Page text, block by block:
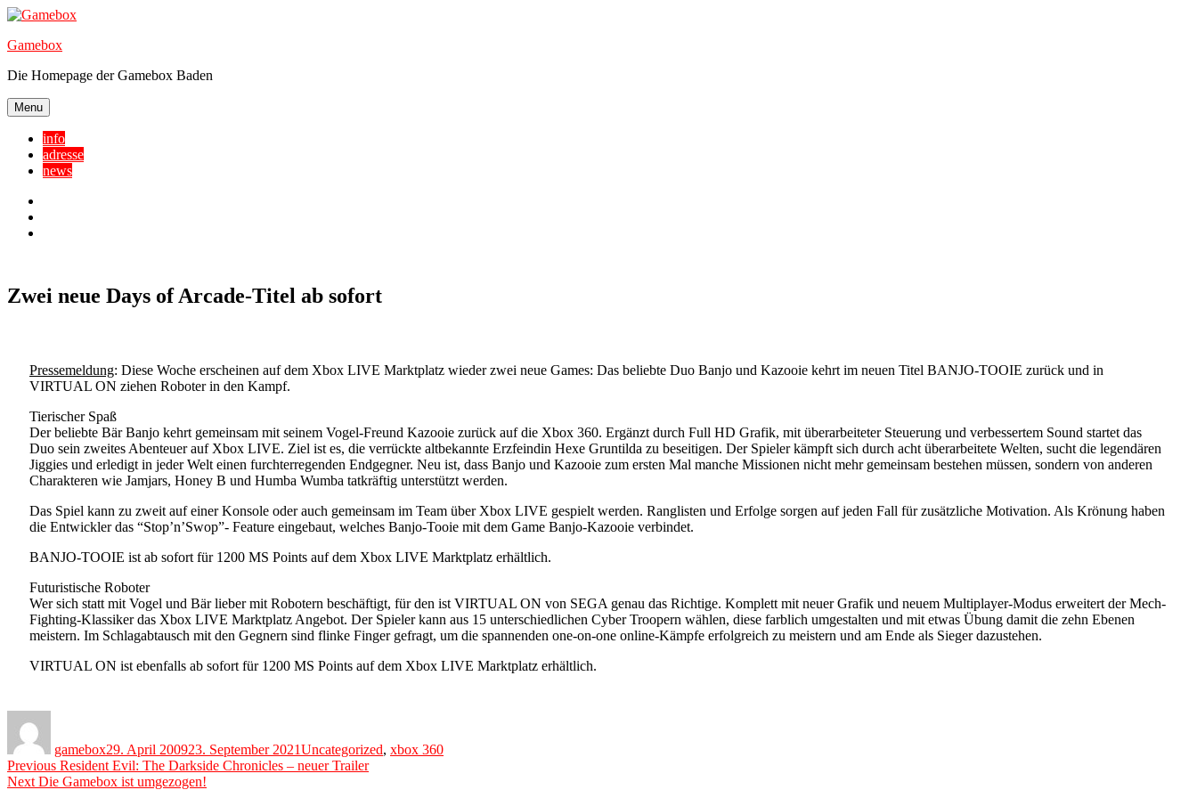
Skip
content
Gamebox
Die Homepage der Gamebox Baden
Menu
info
adresse
news
Zwei neue Days of Arcade-Titel ab sofort
Pressemeldung: Diese Woche erscheinen auf dem Xbox LIVE Marktplatz wieder zwei neue Games: Das beliebte Duo Banjo und Kazooie kehrt im neuen Titel BANJO-TOOIE zurück und in
VIRTUAL ON ziehen Roboter in den Kampf.
Tierischer Spaß
Der beliebte Bär Banjo kehrt gemeinsam mit seinem Vogel-Freund Kazooie zurück auf die Xbox 360. Ergänzt durch Full HD Grafik, mit überarbeiteter Steuerung und verbessertem Sound startet das
Duo sein zweites Abenteuer auf Xbox LIVE. Ziel ist es, die verrückte altbekannte Erzfeindin Hexe Gruntilda zu beseitigen. Der Spieler kämpft sich durch acht überarbeitete Welten, sucht die legendären
Jiggies und erledigt in jeder Welt einen furchterregenden Endgegner. Neu ist, dass Banjo und Kazooie zum ersten Mal manche Missionen nicht mehr gemeinsam bestehen müssen, sondern von anderen
Charakteren wie Jamjars, Honey B und Humba Wumba tatkräftig unterstützt werden.
Das Spiel kann zu zweit auf einer Konsole oder auch gemeinsam im Team über Xbox LIVE gespielt werden. Ranglisten und Erfolge sorgen auf jeden Fall für zusätzliche Motivation. Als Krönung haben
die Entwickler das “Stop’n’Swop”- Feature eingebaut, welches Banjo-Tooie mit dem Game Banjo-Kazooie verbindet.
BANJO-TOOIE ist ab sofort für 1200 MS Points auf dem Xbox LIVE Marktplatz erhältlich.
Futuristische Roboter
Wer sich statt mit Vogel und Bär lieber mit Robotern beschäftigt, für den ist VIRTUAL ON von SEGA genau das Richtige. Komplett mit neuer Grafik und neuem Multiplayer-Modus erweitert der Mech-
Fighting-Klassiker das Xbox LIVE Marktplatz Angebot. Der Spieler kann aus 15 unterschiedlichen Cyber Troopern wählen, diese farblich umgestalten und mit etwas Übung damit die zehn Ebenen
meistern. Im Schlagabtausch mit den Gegnern sind flinke Finger gefragt, um die spannenden one-on-one online-Kämpfe erfolgreich zu meistern und am Ende als Sieger dazustehen.
VIRTUAL ON ist ebenfalls ab sofort für 1200 MS Points auf dem Xbox LIVE Marktplatz erhältlich.
gamebox29. April 200923. September 2021Uncategorized, xbox 360
Beitragsnavigation
Previous Previous
post:
Resident Evil: The Darkside Chronicles – neuer Trailer
Next Next
Die Gamebox ist umgezogen!